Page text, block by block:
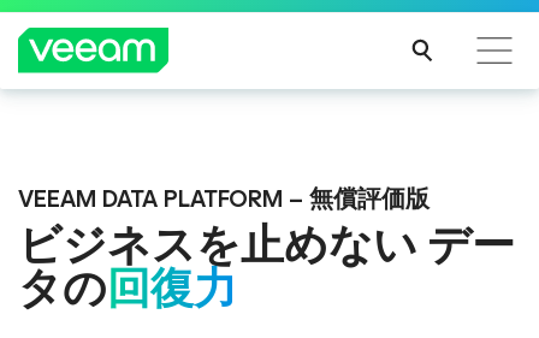
るお客様向けのVeeamのガイダンス
続き
を読
む
ットフォーム。フルコントロール。
今すぐ詳細を見る
VEEAM DATA PLATFORM – 無償評価版
ビジネスを止めないデー
タの回復力